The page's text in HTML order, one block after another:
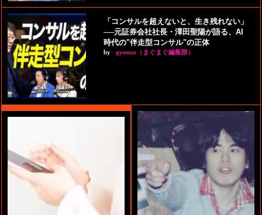
「コンサルを超えないと、生き残れない」
──元証券会社社長・澤田聖陽が語る、AI
時代の"伴走型コンサル"の正体
by gyouza（まぐまぐ編集部）